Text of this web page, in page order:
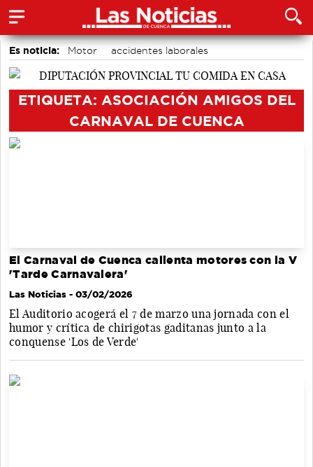
Es noticia: Motor
accidentes laborales
Actividades culturales en Cuenca
ETIQUETA: ASOCIACIÓN AMIGOS DEL
CARNAVAL DE CUENCA
El Carnaval de Cuenca calienta motores con la V
'Tarde Carnavalera'
Las Noticias - 03/02/2026
El Auditorio acogerá el 7 de marzo una jornada con el
humor y crítica de chirigotas gaditanas junto a la
conquense 'Los de Verde'